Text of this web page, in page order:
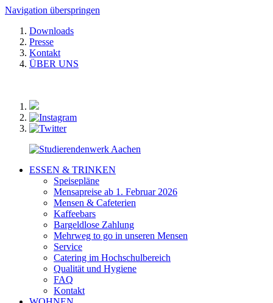
Navigation überspringen
Downloads
Presse
Kontakt
ÜBER UNS
ESSEN & TRINKEN
Speisepläne
Mensapreise ab 1. Februar 2026
Mensen & Cafeterien
Kaffeebars
Bargeldlose Zahlung
Mehrweg to go in unseren Mensen
Service
Catering im Hochschulbereich
Qualität und Hygiene
FAQ
Kontakt